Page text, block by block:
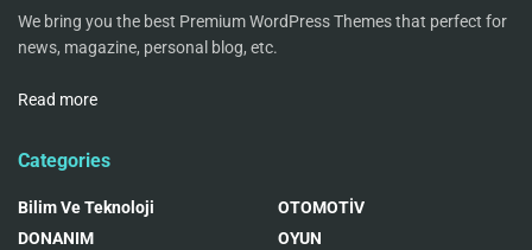
We bring you the best Premium WordPress Themes that perfect for
news, magazine, personal blog, etc.
Read more
Categories
Bilim Ve Teknoloji
DONANIM
OTOMOTİV
OYUN